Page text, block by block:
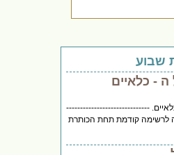
שבוע
- כלאיים
------------------------------
לרשימה קודמת תחת הכותרת